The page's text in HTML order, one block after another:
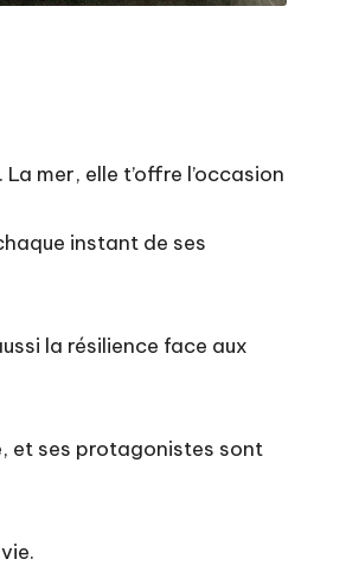
mer, elle t’offre l’occasion
instant de ses
la résilience face aux
et ses protagonistes sont